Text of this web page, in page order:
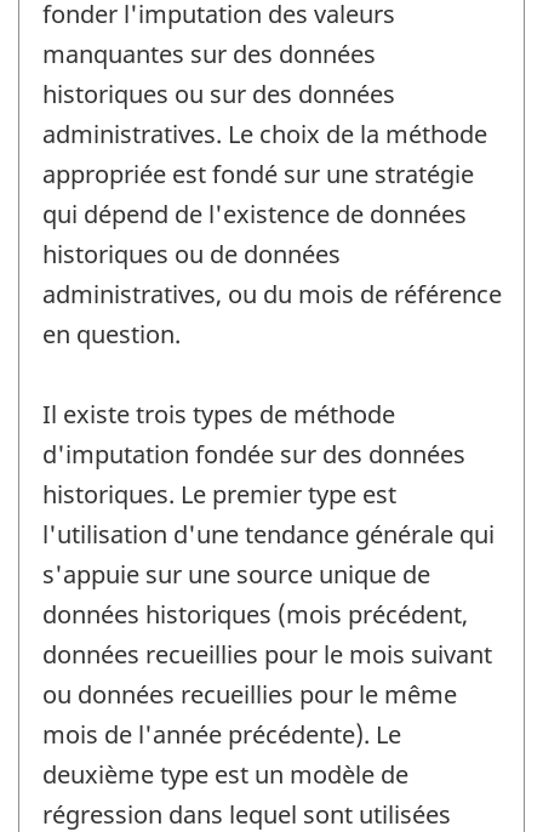
fonder l'imputation des valeurs
manquantes sur des données
historiques ou sur des données
administratives. Le choix de la méthode
appropriée est fondé sur une stratégie
qui dépend de l'existence de données
historiques ou de données
administratives, ou du mois de référence
en question.
Il existe trois types de méthode
d'imputation fondée sur des données
historiques. Le premier type est
l'utilisation d'une tendance générale qui
s'appuie sur une source unique de
données historiques (mois précédent,
données recueillies pour le mois suivant
ou données recueillies pour le même
mois de l'année précédente). Le
deuxième type est un modèle de
régression dans lequel sont utilisées